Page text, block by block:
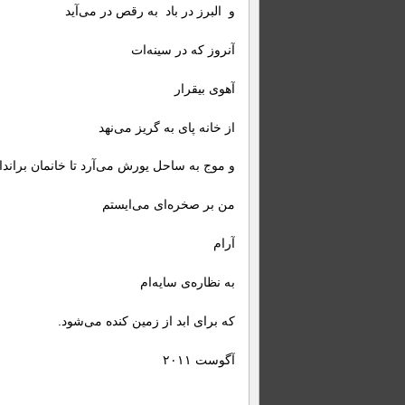
و البرز در باد به رقص در می‌آید
آنروز که در سینه‌‌ات
آهوی بیقرار
از خانه پای به گریز می‌نهد
و موج به ساحل یورش می‌آرد تا خانمان
من بر صخره‌ای می‌ایستم
آرام
به نظاره‌ی سایه‌ام
که برای ابد از زمین کنده می‌شود.
آگوست ۲۰۱۱